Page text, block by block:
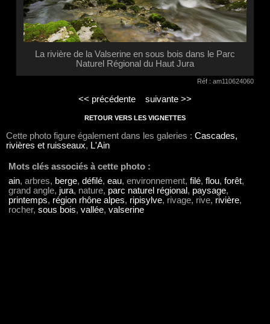
La rivière de la Valserine en sous bois dans le Parc
Naturel Régional du Haut Jura
Réf : am110624060
<< précédente suivante >>
RETOUR VERS LES VIGNETTES
Cette photo figure également dans les galeries : Cascades,
rivières et ruisseaux, L'Ain
Mots clés associés à cette photo :
ain, arbres, berge, défilé, eau, environnement, filé, flou, forêt,
grand angle, jura, nature, parc naturel régional , paysage,
printemps, région rhône alpes, ripisylve, rivage, rive, rivière,
rocher, sous bois, vallée, valserine